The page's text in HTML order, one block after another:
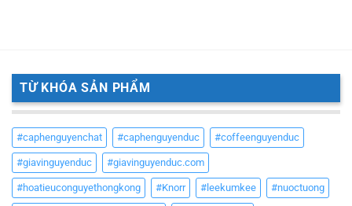
TỪ KHÓA SẢN PHẨM
#caphenguyenchat #caphenguyenduc #coffeenguyenduc
#giavinguyenduc #giavinguyenduc.com
#hoatieuconguyethongkong #Knorr #leekumkee #nuoctuong